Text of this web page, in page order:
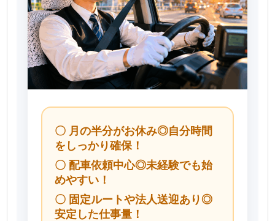
〇 月の半分がお休み◎自分時間
をしっかり確保！
〇 配車依頼中心◎未経験でも始
めやすい！
〇 固定ルートや法人送迎あり◎
安定した仕事量！